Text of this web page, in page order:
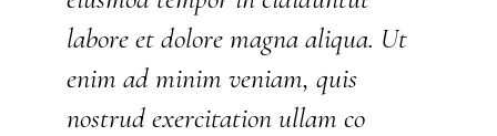
labore et dolore magna aliqua. Ut
enim ad minim veniam, quis
nostrud exercitation ullam co